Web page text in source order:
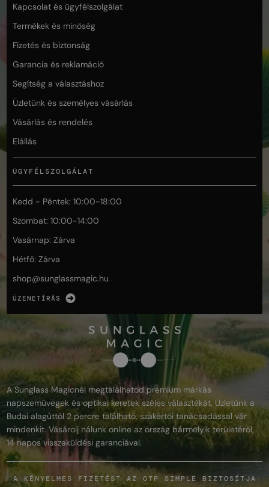
Kapcsolat és ügyfélszolgálat
Termékek és minőség
Fizetés és biztonság
Garancia és reklamáció
Segítség a választáshoz
Üzletünk és személyes vásárlás
Vásárlás és rendelés
Elállás
ÜGYFÉLSZOLGÁLAT
Kedd - Péntek: 10:00-18:00
Szombat: 10:00-14:00
Vasárnap: Zárva
Hétfő: Zárva
shop@sunglassmagic.hu
ÜZENETÍRÁS
A Sunglass Magicnél megtalálhatod prémium márkás
napszemüvegek és optikai keretek széles választékát. Üzletünk a
Budai alagúttól 2 percre található, szakértői tanácsadással vár
mindenkit. Vásárolj nálunk online az ország bármelyik területéről,
14 napos visszaküldési garanciával.
A KÉNYELMES FIZETÉST AZ OTP SIMPLE BIZTOSÍTJA